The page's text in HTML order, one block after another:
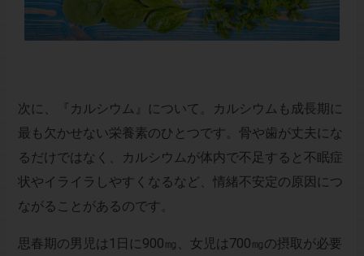
次に、『カルシウム』について。カルシウムも成長期に
最も欠かせない栄養素のひとつです。骨や歯が丈夫にな
るだけではなく、カルシウムが体内で不足すると不眠症
状やイライラしやすくなるなど、情緒不安定の原因につ
ながることがあるのです。
思春期の男児は1日に900㎎、女児は700㎎の摂取が必要